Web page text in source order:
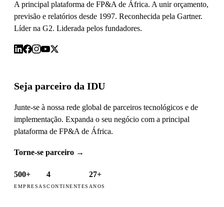
A principal plataforma de FP&A de África. A unir orçamento,
previsão e relatórios desde 1997. Reconhecida pela Gartner.
Líder na G2. Liderada pelos fundadores.
Seja parceiro da IDU
Junte-se à nossa rede global de parceiros tecnológicos e de
implementação. Expanda o seu negócio com a principal
plataforma de FP&A de África.
Torne-se parceiro →
500+
EMPRESAS
4
CONTINENTES
27+
ANOS